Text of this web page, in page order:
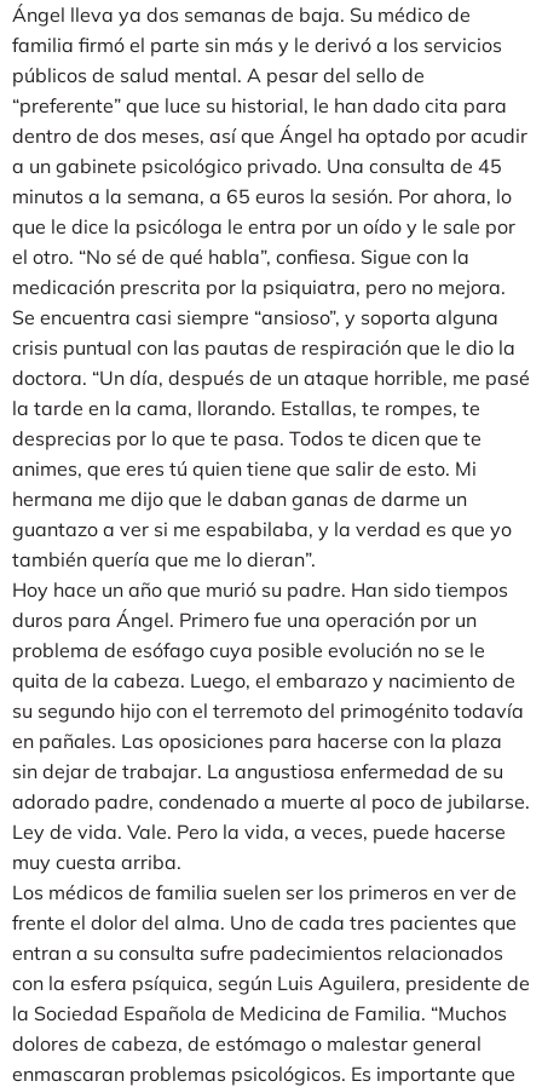
Ángel lleva ya dos semanas de baja. Su médico de
familia firmó el parte sin más y le derivó a los servicios
públicos de salud mental. A pesar del sello de
“preferente” que luce su historial, le han dado cita para
dentro de dos meses, así que Ángel ha optado por acudir
a un gabinete psicológico privado. Una consulta de 45
minutos a la semana, a 65 euros la sesión. Por ahora, lo
que le dice la psicóloga le entra por un oído y le sale por
el otro. “No sé de qué habla”, confiesa. Sigue con la
medicación prescrita por la psiquiatra, pero no mejora.
Se encuentra casi siempre “ansioso”, y soporta alguna
crisis puntual con las pautas de respiración que le dio la
doctora. “Un día, después de un ataque horrible, me pasé
la tarde en la cama, llorando. Estallas, te rompes, te
desprecias por lo que te pasa. Todos te dicen que te
animes, que eres tú quien tiene que salir de esto. Mi
hermana me dijo que le daban ganas de darme un
guantazo a ver si me espabilaba, y la verdad es que yo
también quería que me lo dieran”.
Hoy hace un año que murió su padre. Han sido tiempos
duros para Ángel. Primero fue una operación por un
problema de esófago cuya posible evolución no se le
quita de la cabeza. Luego, el embarazo y nacimiento de
su segundo hijo con el terremoto del primogénito todavía
en pañales. Las oposiciones para hacerse con la plaza
sin dejar de trabajar. La angustiosa enfermedad de su
adorado padre, condenado a muerte al poco de jubilarse.
Ley de vida. Vale. Pero la vida, a veces, puede hacerse
muy cuesta arriba.
Los médicos de familia suelen ser los primeros en ver de
frente el dolor del alma. Uno de cada tres pacientes que
entran a su consulta sufre padecimientos relacionados
con la esfera psíquica, según Luis Aguilera, presidente de
la Sociedad Española de Medicina de Familia. “Muchos
dolores de cabeza, de estómago o malestar general
enmascaran problemas psicológicos. Es importante que